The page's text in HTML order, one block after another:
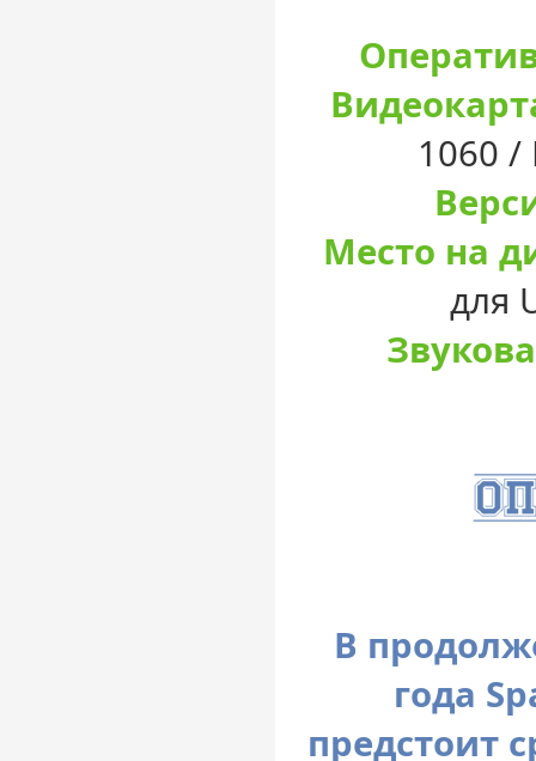
1060 /
Место на
для
В
года
предстоит